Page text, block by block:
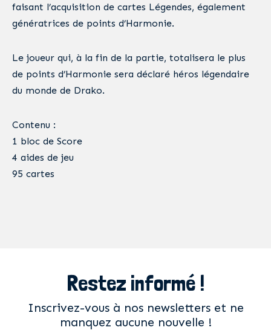
faisant l’acquisition de cartes Légendes, également
génératrices de points d’Harmonie.
Le joueur qui, à la fin de la partie, totalisera le plus
de points d’Harmonie sera déclaré héros légendaire
du monde de Drako.
Contenu :
1 bloc de Score
4 aides de jeu
95 cartes
Restez informé !
Inscrivez-vous à nos newsletters et ne
manquez aucune nouvelle !